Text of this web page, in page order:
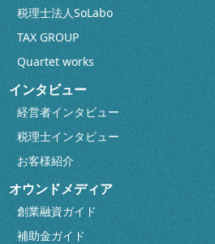
税理士法人SoLabo
TAX GROUP
Quartet works
インタビュー
経営者インタビュー
税理士インタビュー
お客様紹介
オウンドメディア
創業融資ガイド
補助金ガイド